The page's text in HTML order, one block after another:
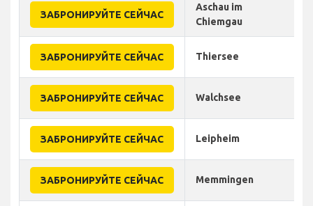
ЗАБРОНИРУЙТЕ СЕЙЧАС
Aschau im
Chiemgau
ЗАБРОНИРУЙТЕ СЕЙЧАС Thiersee
ЗАБРОНИРУЙТЕ СЕЙЧАС Walchsee
ЗАБРОНИРУЙТЕ СЕЙЧАС Leipheim
ЗАБРОНИРУЙТЕ СЕЙЧАС Memmingen